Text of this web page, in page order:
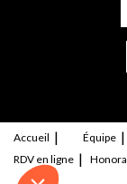
Accueil Équipe
RDV en ligne